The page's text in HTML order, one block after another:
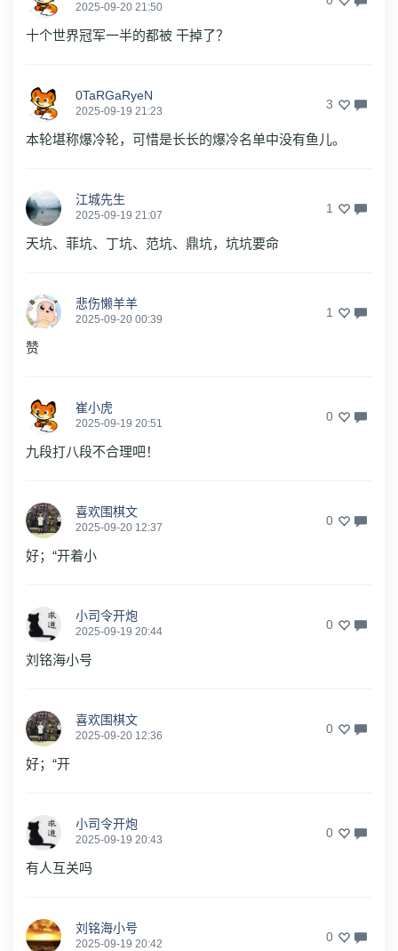
2025-09-20 21:50
十个世界冠军一半的都被 干掉了？
0TaRGaRyeN
2025-09-19 21:23 3
本轮堪称爆冷轮，可惜是长长的爆冷名单中没有鱼儿。
江城先生
2025-09-19 21:07 1
天坑、菲坑、丁坑、范坑、鼎坑，坑坑要命
悲伤懒羊羊
2025-09-20 00:39 1
赞
崔小虎
2025-09-19 20:51 0
九段打八段不合理吧！
喜欢围棋文
2025-09-20 12:37 0
好；“开着小
小司令开炮
2025-09-19 20:44 0
刘铭海小号
喜欢围棋文
2025-09-20 12:36 0
好；“开
小司令开炮
2025-09-19 20:43 0
有人互关吗
刘铭海小号
2025-09-19 20:42 0